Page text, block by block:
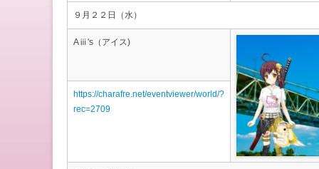
９月２２日（水）
Aⅲ's（アイス)
https://charafre.net/eventviewer/world/?
rec=2709